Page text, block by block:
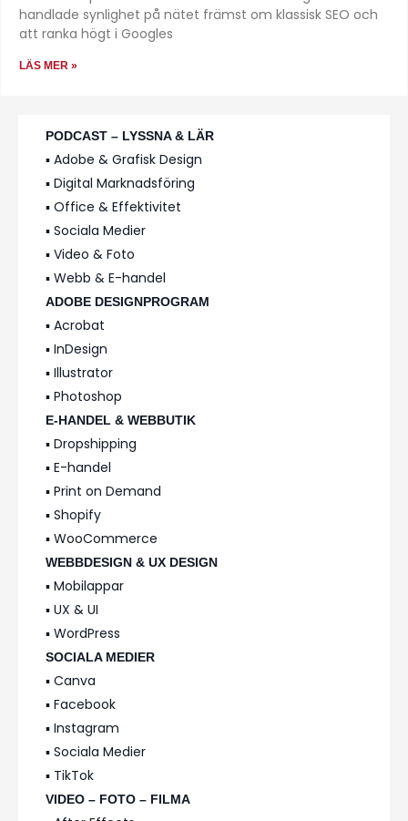
PODCAST – LYSSNA & LÄR
▪️ Adobe & Grafisk Design
▪️ Digital Marknadsföring
▪️ Office & Effektivitet
▪️ Sociala Medier
▪️ Video & Foto
▪️ Webb & E-handel
ADOBE DESIGNPROGRAM
▪️ Acrobat
▪️ InDesign
▪️ Illustrator
▪️ Photoshop
E-HANDEL & WEBBUTIK
▪️ Dropshipping
▪️ E-handel
▪️ Print on Demand
▪️ Shopify
▪️ WooCommerce
WEBBDESIGN & UX DESIGN
▪️ Mobilappar
▪️ UX & UI
▪️ WordPress
SOCIALA MEDIER
▪️ Canva
▪️ Facebook
▪️ Instagram
▪️ Sociala Medier
▪️ TikTok
VIDEO – FOTO – FILMA
handlade synlighet på nätet främst om klassisk SEO och
att ranka högt i Googles
LÄS MER »